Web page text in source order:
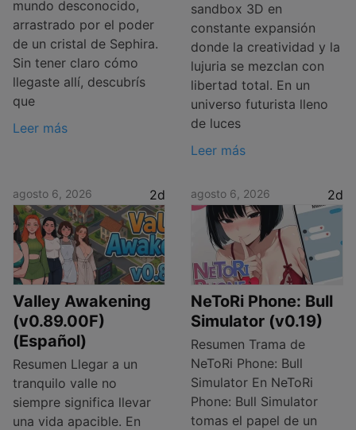
mundo desconocido,
arrastrado por el poder
de un cristal de Sephira.
Sin tener claro cómo
llegaste allí, descubrís
que
Leer más
sandbox 3D en
constante expansión
donde la creatividad y la
lujuria se mezclan con
libertad total. En un
universo futurista lleno
de luces
Leer más
agosto 6, 2026 2d
Valley Awakening
(v0.89.00F)
(Español)
Resumen Llegar a un
tranquilo valle no
siempre significa llevar
una vida apacible. En
agosto 6, 2026 2d
NeToRi Phone: Bull
Simulator (v0.19)
Resumen Trama de
NeToRi Phone: Bull
Simulator En NeToRi
Phone: Bull Simulator
tomas el papel de un